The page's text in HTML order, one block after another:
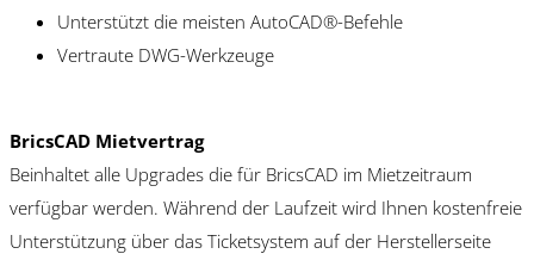
Unterstützt die meisten AutoCAD®-Befehle
Vertraute DWG-Werkzeuge
BricsCAD Mietvertrag
Beinhaltet alle Upgrades die für BricsCAD im Mietzeitraum
verfügbar werden. Während der Laufzeit wird Ihnen kostenfreie
Unterstützung über das Ticketsystem auf der Herstellerseite